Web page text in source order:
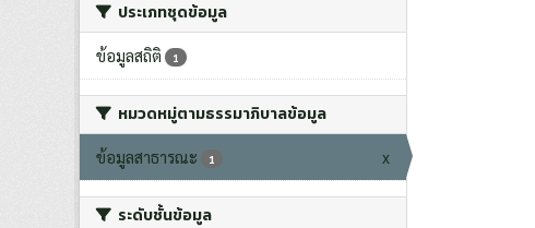
ประเภทชุดข้อมูล
ข้อมูลสถิติ 1
หมวดหมู่ตามธรรมาภิบาลข้อมูล
ข้อมูลสาธารณะ 1 x
ระดับชั้นข้อมูล